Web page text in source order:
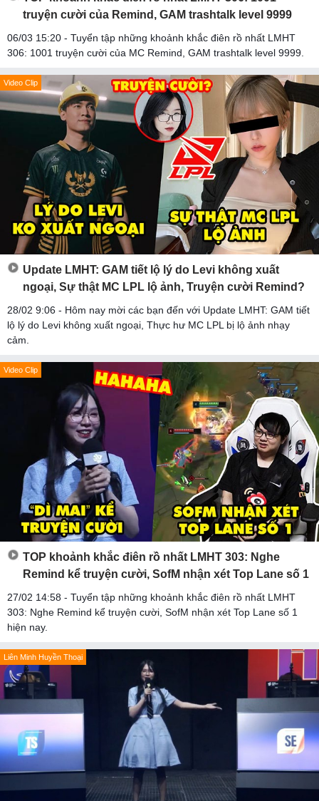
truyện cười của Remind, GAM trashtalk level 9999
06/03 15:20 - Tuyển tập những khoảnh khắc điên rồ nhất LMHT
306: 1001 truyện cười của MC Remind, GAM trashtalk level 9999.
Video Clip
Update LMHT: GAM tiết lộ lý do Levi không xuất
ngoại, Sự thật MC LPL lộ ảnh, Truyện cười Remind?
28/02 9:06 - Hôm nay mời các bạn đến với Update LMHT: GAM tiết
lộ lý do Levi không xuất ngoại, Thực hư MC LPL bị lộ ảnh nhạy
cảm.
Video Clip
TOP khoảnh khắc điên rồ nhất LMHT 303: Nghe
Remind kể truyện cười, SofM nhận xét Top Lane số 1
27/02 14:58 - Tuyển tập những khoảnh khắc điên rồ nhất LMHT
303: Nghe Remind kể truyện cười, SofM nhận xét Top Lane số 1
hiện nay.
Liên Minh Huyền Thoại